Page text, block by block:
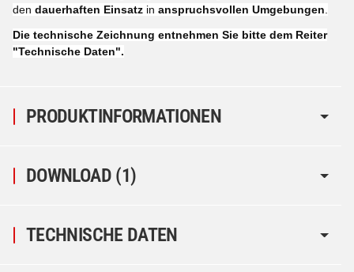
PRODUKTINFORMATIONEN
den dauerhaften Einsatz in anspruchsvollen Umgebungen
Die technische Zeichnung entnehmen Sie bitte dem Reiter
"Technische Daten".
DOWNLOAD (1)
TECHNISCHE DATEN